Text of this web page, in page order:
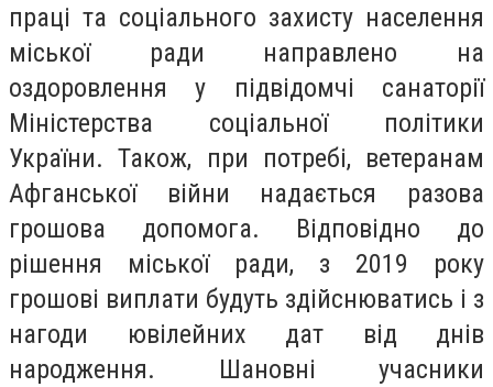
праці та соціального захисту населення
міської ради направлено на
оздоровлення у підвідомчі санаторії
Міністерства соціальної політики
України. Також, при потребі, ветеранам
Афганської війни надається разова
грошова допомога. Відповідно до
рішення міської ради, з 2019 року
грошові виплати будуть здійснюватись і з
нагоди ювілейних дат від днів
народження. Шановні учасники